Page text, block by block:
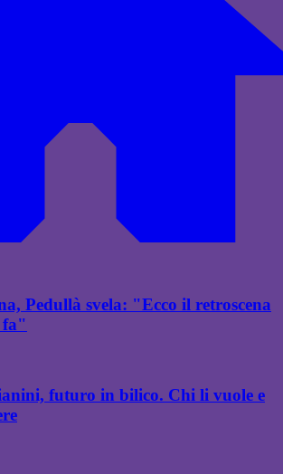
Pedullà svela: "Ecco il retroscena
fa"
futuro in bilico. Chi li vuole e